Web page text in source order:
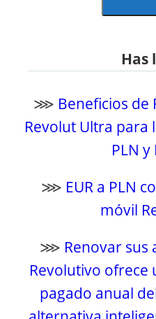
Has
⋙ Beneficios de
Revolut Ultra para
PLN y
⋙ EUR a PLN
móvil
⋙ Renovar
Revolutivo ofrece
pagado anual